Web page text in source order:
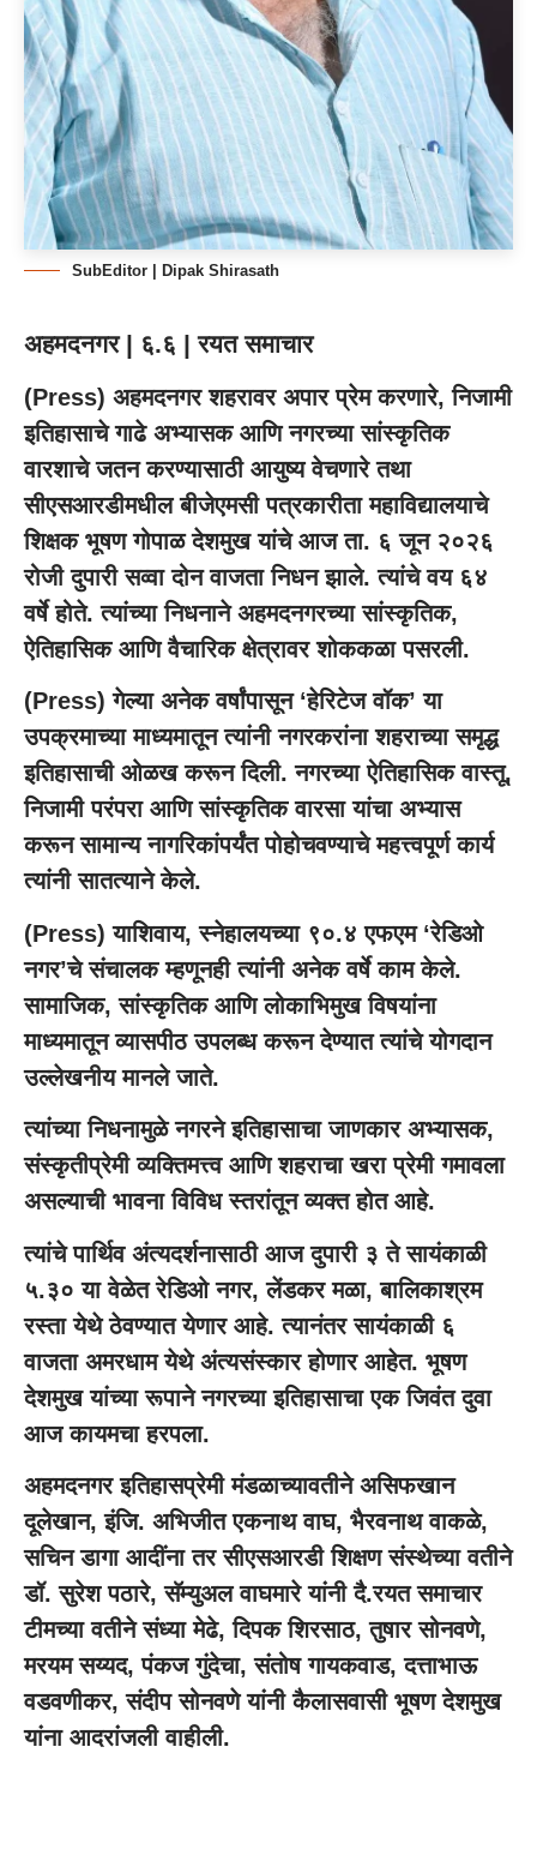
SubEditor | Dipak Shirasath
अहमदनगर | ६.६ | रयत समाचार
(Press) अहमदनगर शहरावर अपार प्रेम करणारे, निजामी
इतिहासाचे गाढे अभ्यासक आणि नगरच्या सांस्कृतिक
वारशाचे जतन करण्यासाठी आयुष्य वेचणारे तथा
सीएसआरडीमधील बीजेएमसी पत्रकारीता महाविद्यालयाचे
शिक्षक भूषण गोपाळ देशमुख यांचे आज ता. ६ जून २०२६
रोजी दुपारी सव्वा दोन वाजता निधन झाले. त्यांचे वय ६४
वर्षे होते. त्यांच्या निधनाने अहमदनगरच्या सांस्कृतिक,
ऐतिहासिक आणि वैचारिक क्षेत्रावर शोककळा पसरली.
(Press) गेल्या अनेक वर्षांपासून ‘हेरिटेज वॉक’ या
उपक्रमाच्या माध्यमातून त्यांनी नगरकरांना शहराच्या समृद्ध
इतिहासाची ओळख करून दिली. नगरच्या ऐतिहासिक वास्तू,
निजामी परंपरा आणि सांस्कृतिक वारसा यांचा अभ्यास
करून सामान्य नागरिकांपर्यंत पोहोचवण्याचे महत्त्वपूर्ण कार्य
त्यांनी सातत्याने केले.
(Press) याशिवाय, स्नेहालयच्या ९०.४ एफएम ‘रेडिओ
नगर’चे संचालक म्हणूनही त्यांनी अनेक वर्षे काम केले.
सामाजिक, सांस्कृतिक आणि लोकाभिमुख विषयांना
माध्यमातून व्यासपीठ उपलब्ध करून देण्यात त्यांचे योगदान
उल्लेखनीय मानले जाते.
त्यांच्या निधनामुळे नगरने इतिहासाचा जाणकार अभ्यासक,
संस्कृतीप्रेमी व्यक्तिमत्त्व आणि शहराचा खरा प्रेमी गमावला
असल्याची भावना विविध स्तरांतून व्यक्त होत आहे.
त्यांचे पार्थिव अंत्यदर्शनासाठी आज दुपारी ३ ते सायंकाळी
५.३० या वेळेत रेडिओ नगर, लेंडकर मळा, बालिकाश्रम
रस्ता येथे ठेवण्यात येणार आहे. त्यानंतर सायंकाळी ६
वाजता अमरधाम येथे अंत्यसंस्कार होणार आहेत. भूषण
देशमुख यांच्या रूपाने नगरच्या इतिहासाचा एक जिवंत दुवा
आज कायमचा हरपला.
अहमदनगर इतिहासप्रेमी मंडळाच्यावतीने असिफखान
दूलेखान, इंजि. अभिजीत एकनाथ वाघ, भैरवनाथ वाकळे,
सचिन डागा आदींना तर सीएसआरडी शिक्षण संस्थेच्या वतीने
डॉ. सुरेश पठारे, सॅम्युअल वाघमारे यांनी दै.रयत समाचार
टीमच्या वतीने संध्या मेढे, दिपक शिरसाठ, तुषार सोनवणे,
मरयम सय्यद, पंकज गुंदेचा, संतोष गायकवाड, दत्ताभाऊ
वडवणीकर, संदीप सोनवणे यांनी कैलासवासी भूषण देशमुख
यांना आदरांजली वाहीली.